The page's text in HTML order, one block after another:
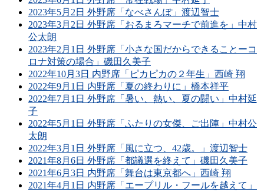
2023年5月2日 外野席「なべさんぽ」渡辺智士
2023年3月2日 外野席「おるまろマーチで前進を」中村
公太朗
2023年2月1日 外野席「小さな国だからできることーコ
ロナ対策の場合」磯田久美子
2022年10月3日 内野席「ピカピカの２年生」西崎 翔
2022年9月1日 内野席「夏の終わりに」橋本祥平
2022年7月1日 外野席「暑い、熱い、夏の闘い」中村延
子
2022年5月1日 外野席「ふたりの女傑、ご出陣」中村公
太朗
2022年3月1日 外野席「風に立つ、42歳。」渡辺智士
2021年8月6日 外野席「都議選を終えて」磯田久美子
2021年6月3日 内野席「舞台は東京都へ」西崎 翔
2021年4月1日 内野席「エープリル・フールを越えて」